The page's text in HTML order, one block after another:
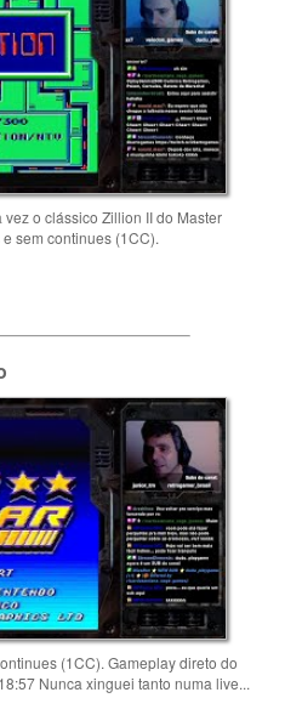
o clássico Zillion II do Master
sem continues (1CC).
(1CC). Gameplay direto do
Nunca xinguei tanto numa live...